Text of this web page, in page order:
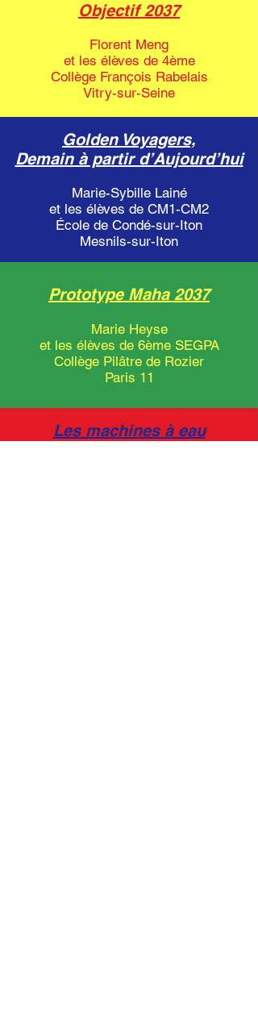
Objectif 2037
Florent Meng
et les élèves de 4ème
Collège François Rabelais
Vitry-sur-Seine
Golden Voyagers,
Demain à partir d’Aujourd’hui
Marie-Sybille Lainé
et les élèves de CM1-CM2
École de Condé-sur-Iton
Mesnils-sur-Iton
Prototype Maha 2037
Marie Heyse
et les élèves de 6ème SEGPA
Collège Pilâtre de Rozier
Paris 11
Les machines à eau